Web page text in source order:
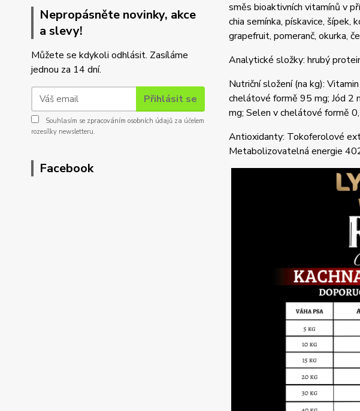
Nepropásněte novinky, akce
a slevy!
Můžete se kdykoli odhlásit. Zasíláme
jednou za 14 dní.
Přihlásit se
Souhlasím se zpracováním osobních údajů za účelem
rozesílky newsletteru.
Facebook
směs bioaktivních vitamínů v
chia semínka, pískavice, šípek,
grapefruit, pomeranč, okurka,
Analytické složky: hrubý
Nutriční složení (na kg):
chelátové formě 95 mg; Jód 2
mg; Selen v chelátové formě
Antioxidanty: Tokoferolové
Metabolizovatelná energie